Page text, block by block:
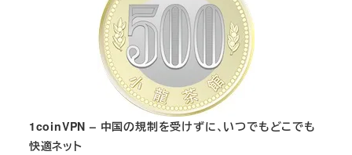
1coinVPN – 中国の規制を受けずに、いつでもどこでも
快適ネット